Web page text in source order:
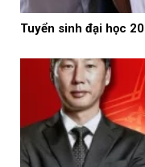
Tuyển sinh đại học